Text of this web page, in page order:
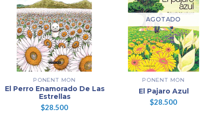
PONENT MON
El Perro Enamorado De Las
Estrellas
$28.500
AGOTADO
PONENT MON
El Pajaro Azul
$28.500